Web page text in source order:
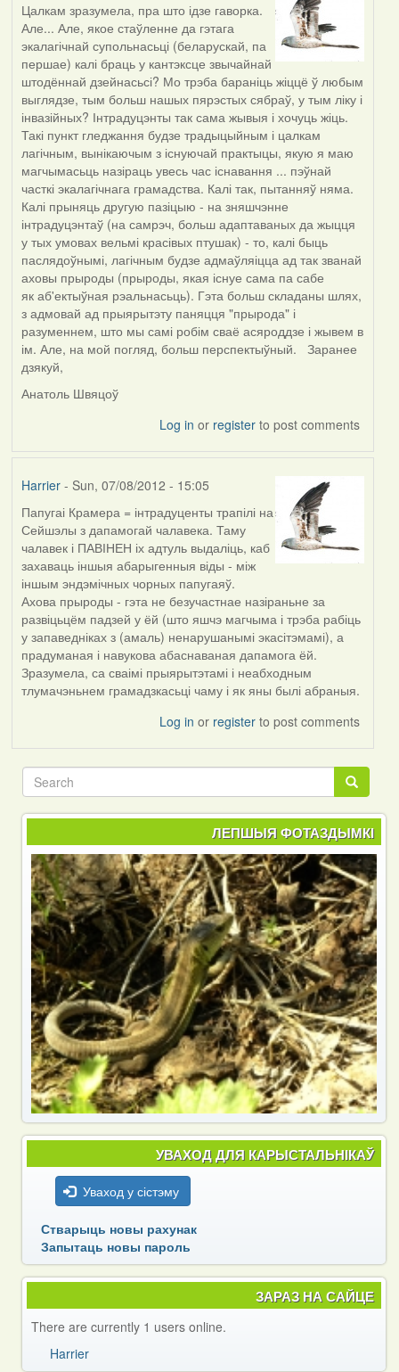
Цалкам зразумела, пра што ідзе гаворка.
Але... Але, якое стаўленне да гэтага
экалагічнай супольнасьці (беларускай, па
першае) калі браць у кантэксце звычайнай
штодённай дзейнасьсі? Мо трэба бараніць жіццё ў любым
выглядзе, тым больш нашых пярэстых сябраў, у тым ліку і
інвазійных? Інтрадуцэнты так сама жывыя і хочуць жіць.
Такі пункт гледжання будзе традыцыйным і цалкам
лагічным, вынікаючым з існуючай практыцы, якую я маю
магчымасьць назіраць увесь час існавання ... пэўнай
часткі экалагічнага грамадства. Калі так, пытанняў няма.
Калі прыняць другую пазіцыю - на зняшчэнне
інтрадуцэнтаў (на самрэч, больш адаптаваных да жыцця
у тых умовах вельмі красівых птушак) - то, калі быць
паслядоўнымі, лагічным будзе адмаўляіцца ад так званай
аховы прыроды (прыроды, якая існуе сама па сабе
як аб'ектыўная рэальнасьць). Гэта больш складаны шлях,
з адмовай ад прыярытэту паняцця "прырода" і
разуменнем, што мы самі робім сваё асяроддзе і жывем в
ім. Але, на мой погляд, больш перспектыўный. Заранее
дзякуй,
Анатоль Швяцоў
Log in or register to post comments
Harrier- Sun, 07/08/2012 - 15:05
In
reply
to
by
Harrier
Папугаі Крамера = інтрадуценты трапілі на
Сейшэлы з дапамогай чалавека. Таму
чалавек і ПАВІНЕН іх адтуль выдаліць, каб
захаваць іншыя абарыгенныя віды - між
іншым эндэмічных чорных папугаяў.
Ахова прыроды - гэта не безучастнае назіраньне за
развіцьцём падзей у ёй (што яшчэ магчыма і трэба рабіць
у запаведніках з (амаль) ненарушанымі экасітэмамі), а
прадуманая і навукова абаснаваная дапамога ёй.
Зразумела, са сваімі прыярытэтамі і неабходным
тлумачэньнем грамадзкасьці чаму і як яны былі абраныя.
Log in or register to post comments
Search
Search
ЛЕПШЫЯ ФОТАЗДЫМКІ
УВАХОД ДЛЯ КАРЫСТАЛЬНІКАЎ
Уваход у сістэму
Стварыць новы рахунак
Запытаць новы пароль
ЗАРАЗ НА САЙЦЕ
There are currently 1 users online.
Harrier